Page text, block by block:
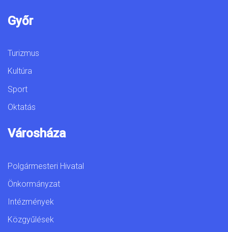
Győr
Turizmus
Kultúra
Sport
Oktatás
Városháza
Polgármesteri Hivatal
Önkormányzat
Intézmények
Közgyűlések